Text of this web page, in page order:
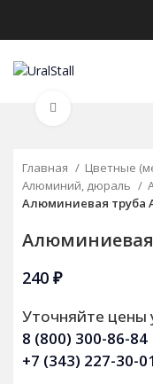
Главная
Цветные
Алюминий, дюраль
Алюминиевая труба
Алюминиевая
240 ₽
Уточняйте цены
8 (800) 300-86-84
+7 (343) 227-30-01